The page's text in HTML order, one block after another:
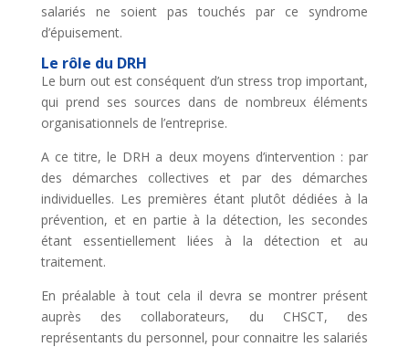
salariés ne soient pas touchés par ce syndrome
d’épuisement.
Le rôle du DRH
Le burn out est conséquent d’un stress trop important,
qui prend ses sources dans de nombreux éléments
organisationnels de l’entreprise.
A ce titre, le DRH a deux moyens d’intervention : par
des démarches collectives et par des démarches
individuelles. Les premières étant plutôt dédiées à la
prévention, et en partie à la détection, les secondes
étant essentiellement liées à la détection et au
traitement.
En préalable à tout cela il devra se montrer présent
auprès des collaborateurs, du CHSCT, des
représentants du personnel, pour connaitre les salariés